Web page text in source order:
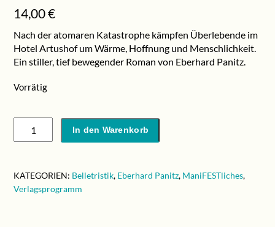
14,00€
Nach der atomaren Katastrophe kämpfen Überlebende im
Hotel Artushof um Wärme, Hoffnung und Menschlichkeit.
Ein stiller, tief bewegender Roman von Eberhard Panitz.
Vorrätig
Panitz:
In den Warenkorb
KATEGORIEN: Belletristik, Eberhard Panitz, ManiFESTliches,
Verlagsprogramm